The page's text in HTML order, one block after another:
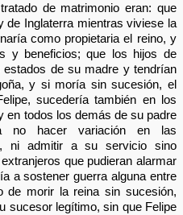
de matrimonio eran: que
de Inglaterra mientras viviese la
como propietaria el reino, y
y beneficios; que los hijos de
de su madre y tendrían
y si moría sin sucesión, el
sucedería también en los
en todos los demás de su padre
no hacer variación en las
ni admitir a su servicio sino
que pudieran alarmar
a sostener guerra alguna entre
de morir la reina sin sucesión,
sucesor legítimo, sin que Felipe